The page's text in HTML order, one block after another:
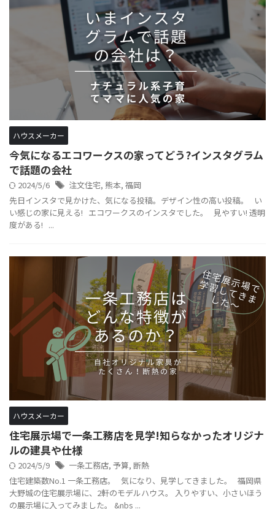
ハウスメーカー
今気になるエコワークスの家ってどう?インスタグラム
で話題の会社
2024/5/6 注文住宅, 熊本, 福岡
先日インスタで見かけた、気になる投稿。デザイン性の高い投稿。 い
い感じの家に見える! エコワークスのインスタでした。 見やすい! 透明
度がある! ...
ハウスメーカー
住宅展示場で一条工務店を見学!知らなかったオリジナ
ルの建具や仕様
2024/5/9 一条工務店, 予算, 断熱
住宅建築数No.1 一条工務店。 気になり、見学してきました。 福岡県
大野城の住宅展示場に、2軒のモデルハウス。 入りやすい、小さいほう
の展示場に入ってみました。 &nbs ...